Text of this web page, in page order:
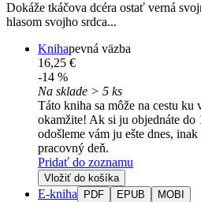
Dokáže tkáčova dcéra ostať verná
hlasom svojho srdca...
Knihapevná väzba
16,25 €
-14 %
Na sklade > 5 ks
Táto kniha sa môže na cestu
okamžite! Ak si ju objednáte do
odošleme vám ju ešte dnes,
pracovný deň.
Pridať do zoznamu
Vložiť do košíka
E-kniha PDF EPUB MOBI